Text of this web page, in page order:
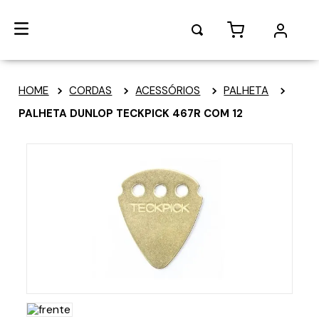
CORDAS ACESSÓRIOS
PALHETA
PALHETA DUNLOP TECKPICK 467R COM 12